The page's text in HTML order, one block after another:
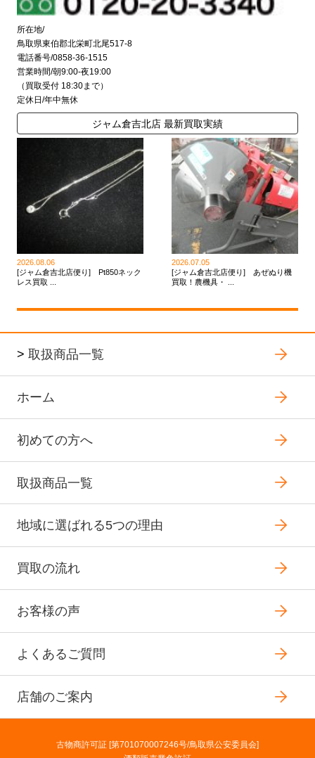
所在地/
鳥取県東伯郡北栄町北尾517-8
電話番号/0858-36-1515
営業時間/朝9:00-夜19:00
（買取受付 18:30まで）
定休日/年中無休
ジャム倉吉北店 最新買取実績
2026.08.06
[ジャム倉吉北店便り] Pt850ネック
レス買取 ...
2026.07.05
[ジャム倉吉北店便り] あぜぬり機
買取！農機具・ ...
> 取扱商品一覧
ホーム
初めての方へ
取扱商品一覧
地域に選ばれる5つの理由
買取の流れ
お客様の声
よくあるご質問
店舗のご案内
古物商許可証 [第701070007246号/鳥取県公安委員会]